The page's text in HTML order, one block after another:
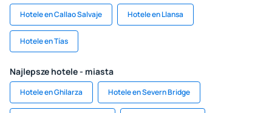
Hotele en Callao Salvaje Hotele en Llansa
Hotele en Tías
Najlepsze hotele - miasta
Hotele en Ghilarza Hotele en Severn Bridge